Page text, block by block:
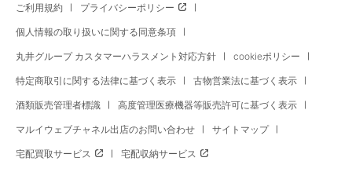
ご利用規約 プライバシーポリシー
個人情報の取り扱いに関する同意条項
丸井グループ カスタマーハラスメント対応方針 cookieポリシー
特定商取引に関する法律に基づく表示 古物営業法に基づく表示
酒類販売管理者標識 高度管理医療機器等販売許可に基づく表示
マルイウェブチャネル出店のお問い合わせ サイトマップ
宅配買取サービス 宅配収納サービス